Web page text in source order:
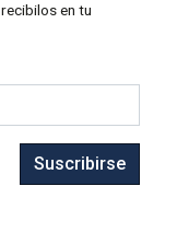
en tu
Suscribirse